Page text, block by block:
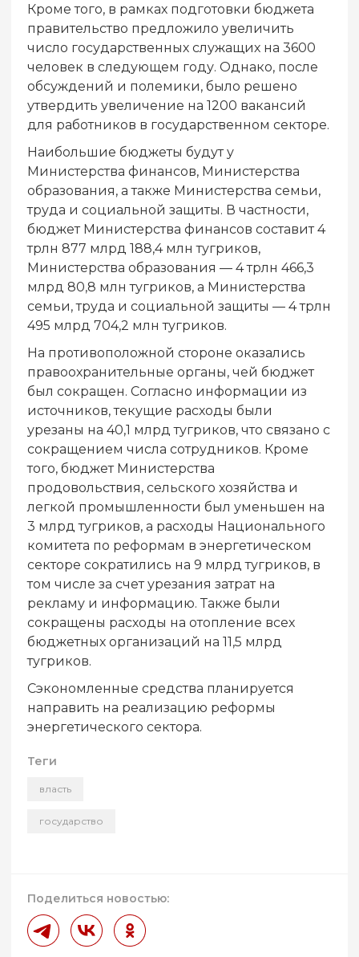
Кроме того, в рамках подготовки бюджета
правительство предложило увеличить
число государственных служащих на 3600
человек в следующем году. Однако, после
обсуждений и полемики, было решено
утвердить увеличение на 1200 вакансий
для работников в государственном секторе.
Наибольшие бюджеты будут у
Министерства финансов, Министерства
образования, а также Министерства семьи,
труда и социальной защиты. В частности,
бюджет Министерства финансов составит 4
трлн 877 млрд 188,4 млн тугриков,
Министерства образования — 4 трлн 466,3
млрд 80,8 млн тугриков, а Министерства
семьи, труда и социальной защиты — 4 трлн
495 млрд 704,2 млн тугриков.
На противоположной стороне оказались
правоохранительные органы, чей бюджет
был сокращен. Согласно информации из
источников, текущие расходы были
урезаны на 40,1 млрд тугриков, что связано с
сокращением числа сотрудников. Кроме
того, бюджет Министерства
продовольствия, сельского хозяйства и
легкой промышленности был уменьшен на
3 млрд тугриков, а расходы Национального
комитета по реформам в энергетическом
секторе сократились на 9 млрд тугриков, в
том числе за счет урезания затрат на
рекламу и информацию. Также были
сокращены расходы на отопление всех
бюджетных организаций на 11,5 млрд
тугриков.
Сэкономленные средства планируется
направить на реализацию реформы
энергетического сектора.
Теги
власть
государство
Поделиться новостью: